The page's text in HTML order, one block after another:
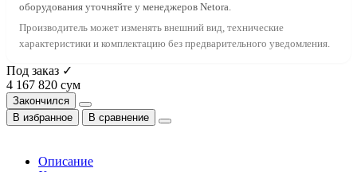
оборудования уточняйте у менеджеров Netora.
Производитель может изменять внешний вид, технические
характеристики и комплектацию без предварительного уведомления.
Под заказ ✓
4 167 820 сум
Закончился
В избранное
В сравнение
Описание